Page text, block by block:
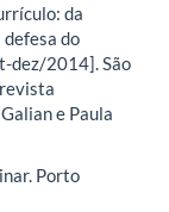
da
do
dez/2014]. São
e Paula
Porto